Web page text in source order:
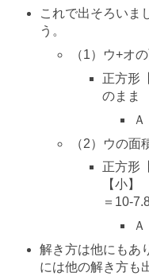
これで出そろいま
う。
（1）ウ+オ
正方形
のまま
（2）ウの面
正方形
【小】
＝10-
解き方は他にもあ
には他の解き方も